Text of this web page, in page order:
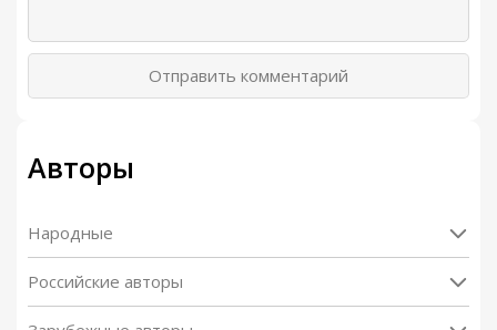
Отправить комментарий
Авторы
Народные
Российские авторы